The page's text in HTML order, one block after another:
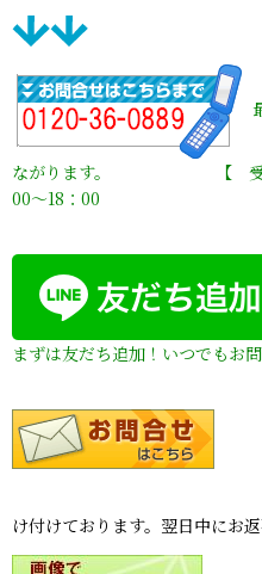
ながります。 【 受付時
00〜18：00
まずは友だち追加！いつでもお問
メールでのお見
け付けております。翌日中にお返